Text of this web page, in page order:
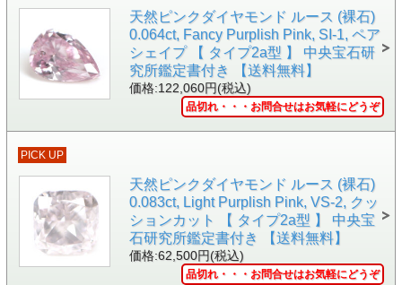
天然ピンクダイヤモンド ルース (裸石)
0.064ct, Fancy Purplish Pink, SI-1, ペア
シェイプ 【 タイプ2a型 】 中央宝石研
究所鑑定書付き 【送料無料】
価格:122,060円(税込)
品切れ・・・お問合せはお気軽にどうぞ
PICK UP
天然ピンクダイヤモンド ルース (裸石)
0.083ct, Light Purplish Pink, VS-2, クッ
ションカット 【 タイプ2a型 】 中央宝
石研究所鑑定書付き 【送料無料】
価格:62,500円(税込)
品切れ・・・お問合せはお気軽にどうぞ